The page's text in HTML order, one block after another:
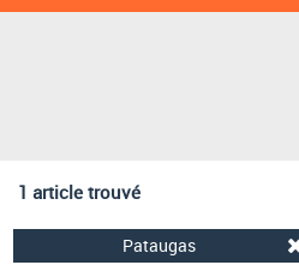
1 article trouvé
Pataugas